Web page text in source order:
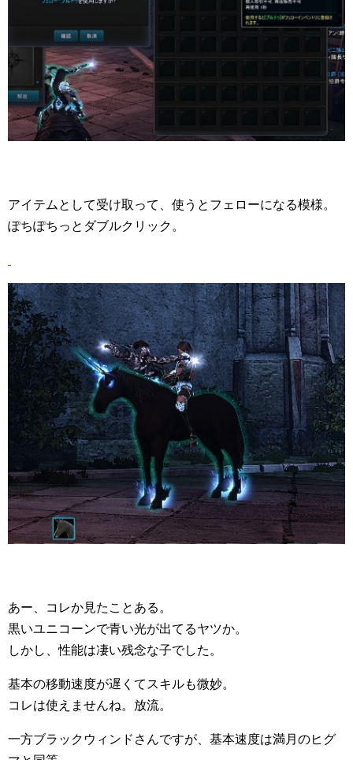
アイテムとして受け取って、使うとフェローになる模様。
ぽちぽちっとダブルクリック。
あー、コレか見たことある。
黒いユニコーンで青い光が出てるヤツか。
しかし、性能は凄い残念な子でした。
基本の移動速度が遅くてスキルも微妙。
コレは使えませんね。放流。
一方ブラックウィンドさんですが、基本速度は満月のヒグ